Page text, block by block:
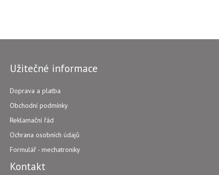
Užitečné informace
Doprava a platba
Obchodní podmínky
Reklamační řád
Ochrana osobních údajů
Formulář - mechatroniky
Kontakt